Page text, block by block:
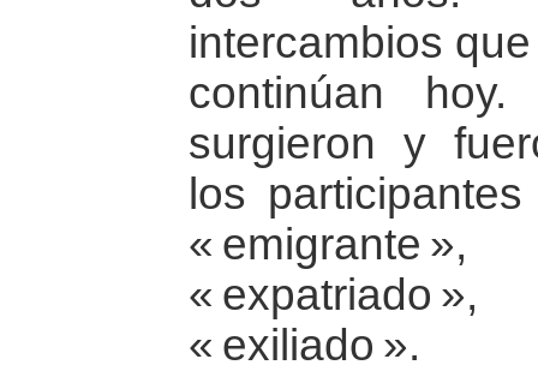
intercambios
continúan hoy.
surgieron y
los
« emigrante
« expatriado
« exiliado ».